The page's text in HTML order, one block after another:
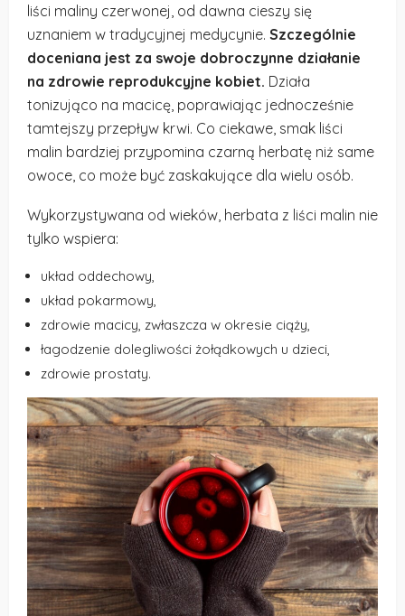
liści maliny czerwonej, od dawna cieszy się
uznaniem w tradycyjnej medycynie. Szczególnie
doceniana jest za swoje dobroczynne działanie
na zdrowie reprodukcyjne kobiet. Działa
tonizująco na macicę, poprawiając jednocześnie
tamtejszy przepływ krwi. Co ciekawe, smak liści
malin bardziej przypomina czarną herbatę niż same
owoce, co może być zaskakujące dla wielu osób.
Wykorzystywana od wieków, herbata z liści malin nie
tylko wspiera:
układ oddechowy,
układ pokarmowy,
zdrowie macicy, zwłaszcza w okresie ciąży,
łagodzenie dolegliwości żołądkowych u dzieci,
zdrowie prostaty.